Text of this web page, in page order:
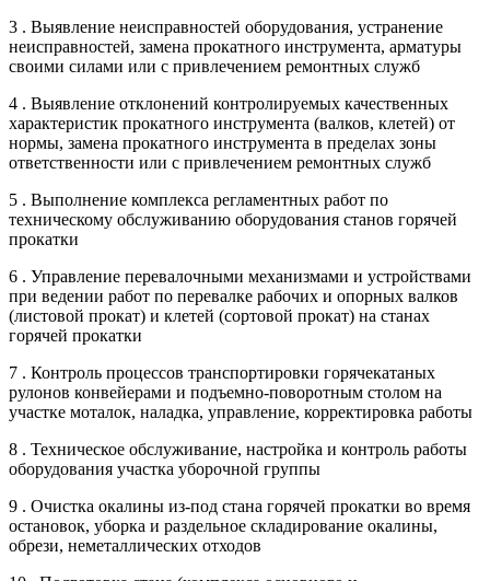
3 . Выявление неисправностей оборудования, устранение
неисправностей, замена прокатного инструмента, арматуры
своими силами или с привлечением ремонтных служб
4 . Выявление отклонений контролируемых качественных
характеристик прокатного инструмента (валков, клетей) от
нормы, замена прокатного инструмента в пределах зоны
ответственности или с привлечением ремонтных служб
5 . Выполнение комплекса регламентных работ по
техническому обслуживанию оборудования станов горячей
прокатки
6 . Управление перевалочными механизмами и устройствами
при ведении работ по перевалке рабочих и опорных валков
(листовой прокат) и клетей (сортовой прокат) на станах
горячей прокатки
7 . Контроль процессов транспортировки горячекатаных
рулонов конвейерами и подъемно-поворотным столом на
участке моталок, наладка, управление, корректировка работы
8 . Техническое обслуживание, настройка и контроль работы
оборудования участка уборочной группы
9 . Очистка окалины из-под стана горячей прокатки во время
остановок, уборка и раздельное складирование окалины,
обрези, неметаллических отходов